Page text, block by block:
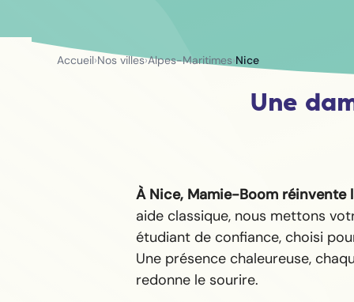
Accueil›Nos villes›Alpes-Maritimes›Nice
Une
À Nice, Mamie-Boom réinvente
aide classique, nous mettons
étudiant de confiance, choisi
Une présence chaleureuse,
redonne le sourire.